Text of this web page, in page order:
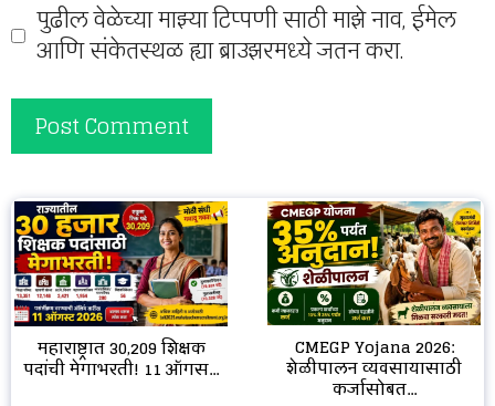
पुढील वेळेच्या माझ्या टिप्पणी साठी माझे नाव, ईमेल
आणि संकेतस्थळ ह्या ब्राउझरमध्ये जतन करा.
महाराष्ट्रात 30,209 शिक्षक
पदांची मेगाभरती! 11 ऑगस...
CMEGP Yojana 2026:
शेळीपालन व्यवसायासाठी
कर्जासोबत...